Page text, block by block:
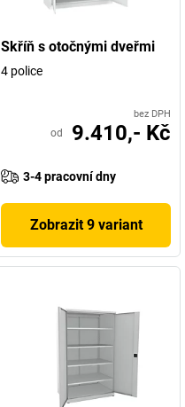
Skříň s otočnými dveřmi
4 police
bez DPH
od 9.410,- Kč
3-4 pracovní dny
Zobrazit 9 variant